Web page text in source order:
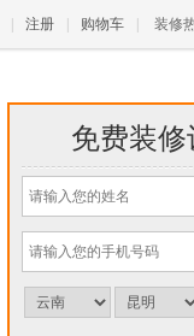
注册 购物车 装修
免费装修